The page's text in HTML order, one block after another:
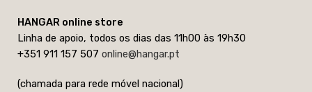
HANGAR online store
Linha de apoio, todos os dias das 11h00 às 19h30
+351 911 157 507 online@hangar.pt
(chamada para rede móvel nacional)